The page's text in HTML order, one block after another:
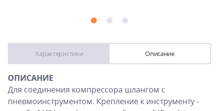
Характеристики Описание
ОПИСАНИЕ
Для соединения компрессора шлангом с
пневмоинструментом. Крепление к инструменту -